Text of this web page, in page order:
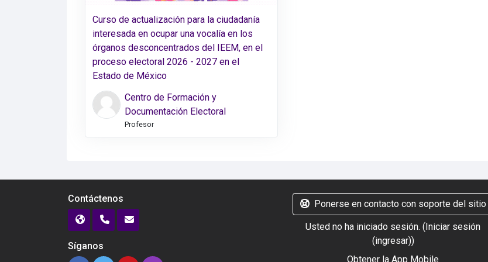
Curso de actualización para la ciudadanía
interesada en ocupar una vocalía en los
órganos desconcentrados del IEEM, en el
proceso electoral 2026 - 2027 en el
Estado de México
Centro de Formación y
Documentación Electoral
Profesor
Contáctenos
Síganos
Ponerse en contacto con soporte del sitio
Usted no ha iniciado sesión. ( Iniciar sesión
(ingresar))
Obtener la App Mobile